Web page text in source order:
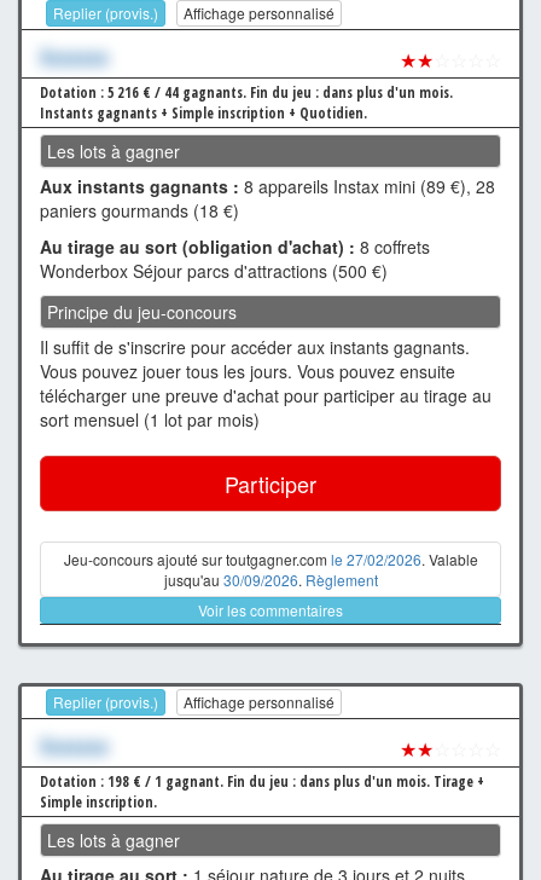
Replier (provis.) Affichage personnalisé
Xxxxxxx ★★
Dotation : 5 216 € / 44 gagnants. Fin du jeu : dans plus d'un mois.
Instants gagnants + Simple inscription + Quotidien.
Les lots à gagner
Aux instants gagnants : 8 appareils Instax mini (89 €), 28
paniers gourmands (18 €)
Au tirage au sort (obligation d'achat) : 8 coffrets
Wonderbox Séjour parcs d'attractions (500 €)
Principe du jeu-concours
Il suffit de s'inscrire pour accéder aux instants gagnants.
Vous pouvez jouer tous les jours. Vous pouvez ensuite
télécharger une preuve d'achat pour participer au tirage au
sort mensuel (1 lot par mois)
Participer
Jeu-concours ajouté sur toutgagner.com le 27/02/2026. Valable
jusqu'au 30/09/2026. Règlement
Voir les commentaires
Replier (provis.) Affichage personnalisé
Xxxxxxx ★★
Dotation : 198 € / 1 gagnant. Fin du jeu : dans plus d'un mois. Tirage +
Simple inscription.
Les lots à gagner